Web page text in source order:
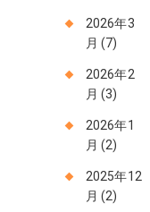
2026年3
月 (7)
2026年2
月 (3)
2026年1
月 (2)
2025年12
月 (2)